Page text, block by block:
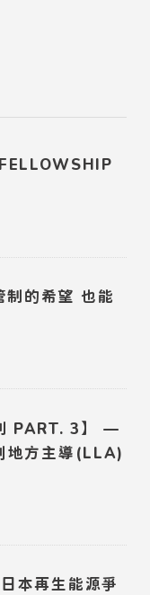
制的希望 也能
PART. 3】 —
地方主導(LLA)
本再生能源爭